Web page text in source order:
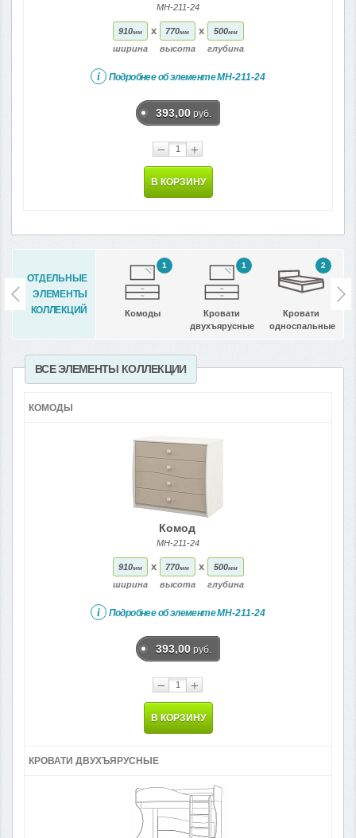
МН-211-24
910мм
ширина
x 770мм
высота
x 500мм
глубина
i Подробнее об элементеМН-211-24
393,00 руб.
− +
В КОРЗИНУ
ОТДЕЛЬНЫЕ
ЭЛЕМЕНТЫ
КОЛЛЕКЦИЙ
1
Комоды
1
Кровати
двухъярусные
2
Кровати
односпальные
ВСЕ ЭЛЕМЕНТЫ КОЛЛЕКЦИИ
КОМОДЫ
Комод
МН-211-24
910мм
ширина
x 770мм
высота
x 500мм
глубина
i Подробнее об элементеМН-211-24
393,00 руб.
− +
В КОРЗИНУ
КРОВАТИ ДВУХЪЯРУСНЫЕ